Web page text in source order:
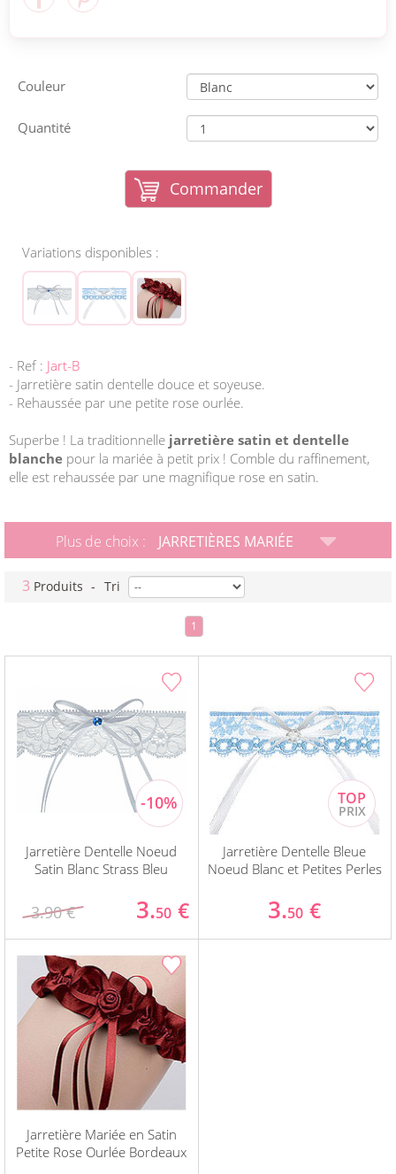
Couleur
Quantité
Commander
Variations disponibles :
- Ref : Jart-B
- Jarretière satin dentelle douce et soyeuse.
- Rehaussée par une petite rose ourlée.
Superbe ! La traditionnelle jarretière satin et dentelle
blanche pour la mariée à petit prix ! Comble du raffinement,
elle est rehaussée par une magnifique rose en satin.
Plus de choix : JARRETIÈRES MARIÉE
3 Produits - Tri
1
Jarretière Dentelle Noeud
Satin Blanc Strass Bleu
3.90 € 3.50 €
Jarretière Dentelle Bleue
Noeud Blanc et Petites Perles
3.50 €
Jarretière Mariée en Satin
Petite Rose Ourlée Bordeaux